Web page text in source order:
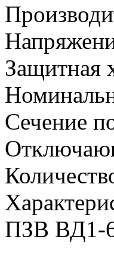
Защитная
Сечение
ПЗВ ВД1-